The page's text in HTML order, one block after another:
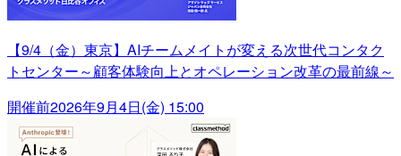
【9/4（金）東京】AIチームメイトが変える次世代コンタク
トセンター～顧客体験向上とオペレーション改革の最前線～
開催前2026年9月4日(金) 15:00